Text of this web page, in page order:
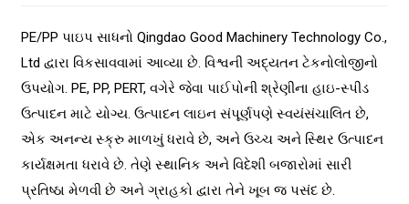
PE/PP પાઇપ સાધનો Qingdao Good Machinery Technology Co.,
Ltd દ્વારા વિકસાવવામાં આવ્યા છે. વિશ્વની અદ્યતન ટેકનોલોજીનો
ઉપયોગ. PE, PP, PERT, વગેરે જેવા પાઈપોની શ્રેણીના હાઇ-સ્પીડ
ઉત્પાદન માટે યોગ્ય. ઉત્પાદન લાઇન સંપૂર્ણપણે સ્વયંસંચાલિત છે,
એક અનન્ય સ્ક્રુ માળખું ધરાવે છે, અને ઉચ્ચ અને સ્થિર ઉત્પાદન
કાર્યક્ષમતા ધરાવે છે. તેણે સ્થાનિક અને વિદેશી બજારોમાં સારી
પ્રતિષ્ઠા મેળવી છે અને ગ્રાહકો દ્વારા તેને ખૂબ જ પસંદ છે.